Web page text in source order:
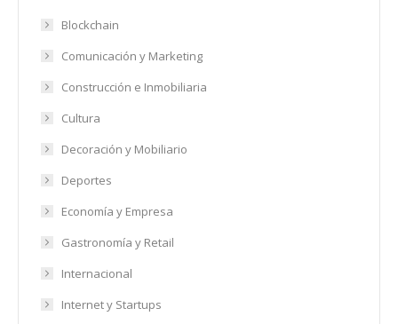
Blockchain
Comunicación y Marketing
Construcción e Inmobiliaria
Cultura
Decoración y Mobiliario
Deportes
Economía y Empresa
Gastronomía y Retail
Internacional
Internet y Startups